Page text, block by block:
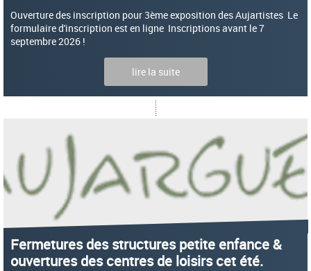
Ouverture des inscription pour 3ème exposition des Aujartistes Le
formulaire d'inscription est en ligne Inscriptions avant le 7
septembre 2026 !
lire la suite
Fermetures des structures petite enfance &
ouvertures des centres de loisirs cet été.